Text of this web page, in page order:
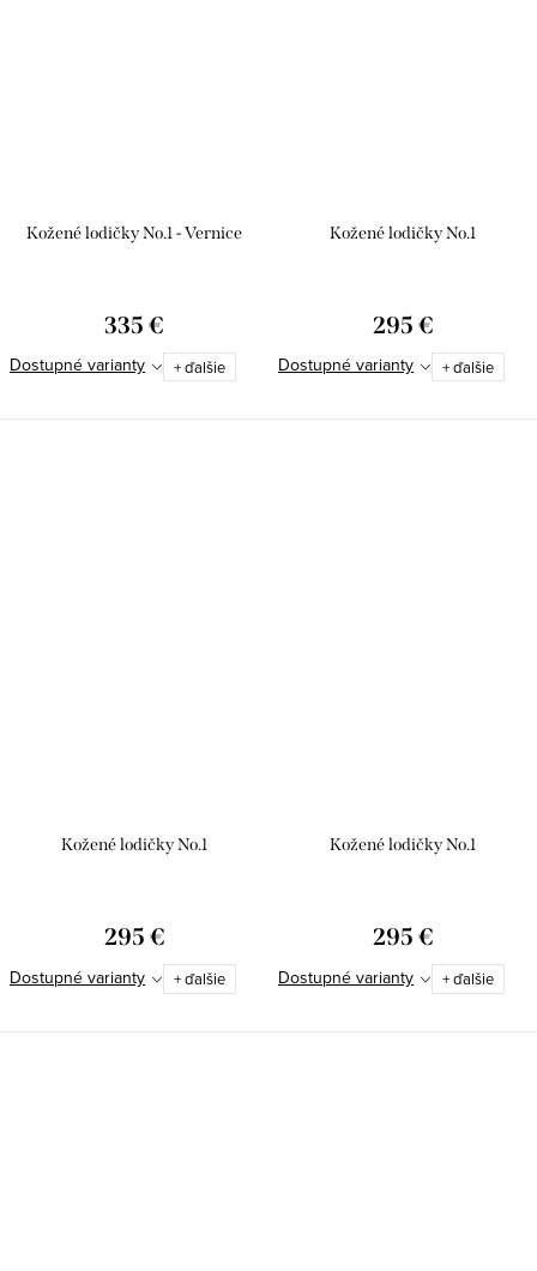
Kožené lodičky No.1 - Vernice
335 €
Dostupné varianty + ďalšie
Kožené lodičky No.1
295 €
Dostupné varianty + ďalšie
Kožené lodičky No.1
295 €
Dostupné varianty + ďalšie
Kožené lodičky No.1
295 €
Dostupné varianty + ďalšie